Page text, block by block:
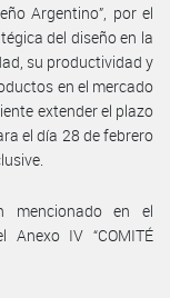
Argentino”, por el
del diseño en la
su productividad y
en el mercado
extender el plazo
el día 28 de febrero
mencionado en el
IV “COMITÉ